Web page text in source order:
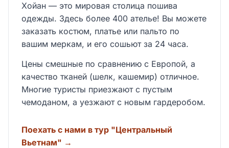
Хойан — это мировая столица пошива
одежды. Здесь более 400 ателье! Вы можете
заказать костюм, платье или пальто по
вашим меркам, и его сошьют за 24 часа.
Цены смешные по сравнению с Европой, а
качество тканей (шелк, кашемир) отличное.
Многие туристы приезжают с пустым
чемоданом, а уезжают с новым гардеробом.
Поехать с нами в тур "Центральный
Вьетнам" →